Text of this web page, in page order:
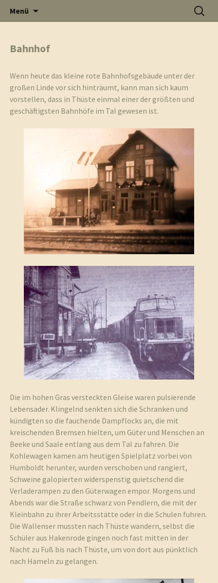
Thüste im
Internet
und
aus
und
Menü
Suchen
nach:
Bahnhof
Wenn heute das kleine rote Bahnhofsgebäude unter der
großen Linde vor sich hinträumt, kann man sich kaum
vorstellen, dass in Thüste einmal einer der größten und
geschäftigsten Bahnhöfe im Tal gewesen ist.
Die im hohen Gras versteckten Gleise waren pulsierende
Lebensader. Klingelnd senkten sich die Schranken und
kündigten so die fauchende Dampflocks an, die mit
kreischenden Bremsen hielten, um Güter und Menschen an
Beeke und Saale entlang aus dem Tal zu fahren. Die
Kohlewagen kamen am heutigen Spielplatz vorbei von
Humboldt herunter, wurden verschoben und rangiert,
Schweine galopierten widerspenstig quietschend die
Verladerampen zu den Güterwagen empor. Morgens und
Abends war die Straße schwarz von Pendlern, die mit der
Kleinbahn zu ihrer Arbeitsstätte oder in die Schulen fuhren.
Die Wallenser mussten nach Thüste wandern, selbst die
Schüler aus Hakenrode gingen noch fast mitten in der
Nacht zu Fuß bis nach Thüste, um von dort aus pünktlich
nach Hameln zu gelangen.